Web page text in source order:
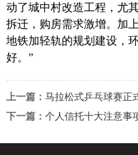
动了城中村改造工程，尤
拆迁，购房需求激增。加
地铁加轻轨的规划建设，
好。”
上一篇： 马拉松式乒乓球赛正
下一篇： 个人信托十大注意事